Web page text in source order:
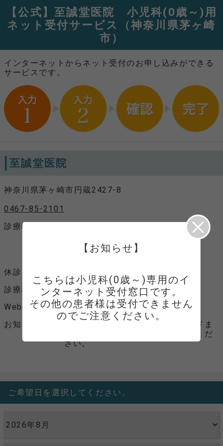
【公式】至誠堂医院 小児科(0歳～)用
ネット受付サービス（神奈川県茅ヶ崎
市）
インターネットからネット受付のお申し込みができる
サービスです。
至誠堂医院
神奈川県茅ヶ崎市円蔵2427-8
0467-85-2101
診療時間
木曜日 9：00～12：00
15：00～18：00
休診日
診療科目
小児科(0歳～)
Webサイト
Webサイトへ
お知らせ
ご来院時には、マイナンバーカードま
たは保険証、医療証各種をお持ちくだ
さい。
ご希望日を選択してください。
【お知らせ】
こちらは小児科(0歳～)専用のイ
ンターネット受付窓口です。
その他の患者様は受付できません
のでご注意ください。